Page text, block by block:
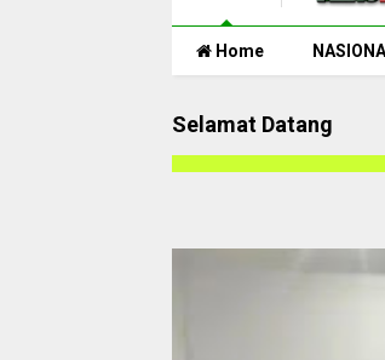
Home
Selamat Datang